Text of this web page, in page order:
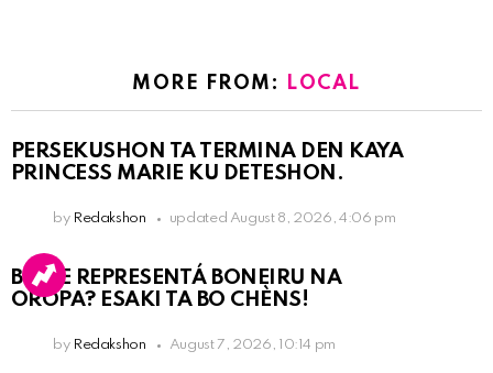
MORE FROM: LOCAL
PERSEKUSHON TA TERMINA DEN KAYA
PRINCESS MARIE KU DETESHON.
by Redakshon updated August 8, 2026, 4:06 pm
BO KE REPRESENTÁ BONEIRU NA
OROPA? ESAKI TA BO CHÈNS!
by Redakshon August 7, 2026, 10:14 pm